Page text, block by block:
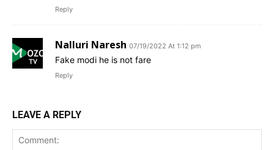
Reply
Nalluri Naresh 07/19/2022 At 1:12 pm
Fake modi he is not fare
Reply
LEAVE A REPLY